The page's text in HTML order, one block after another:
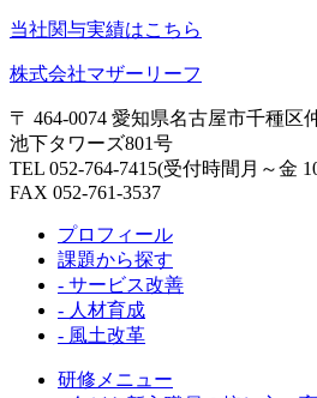
当社関与実績はこちら
株式会社マザーリーフ
〒 464-0074 愛知県名古屋市千種区
池下タワーズ801号
TEL 052-764-7415(受付時間月～金
FAX 052-761-3537
プロフィール
課題から探す
- サービス改善
- 人材育成
- 風土改革
研修メニュー